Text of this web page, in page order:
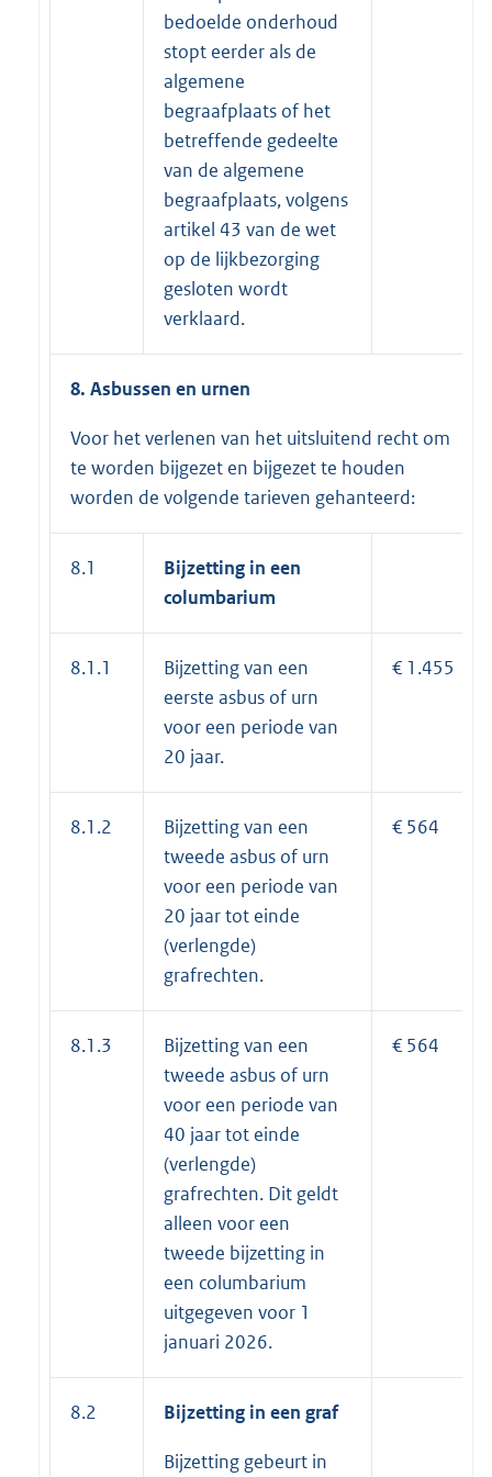
bedoelde onderhoud
stopt eerder als de
algemene
begraafplaats of het
betreffende gedeelte
van de algemene
begraafplaats, volgens
artikel 43 van de wet
op de lijkbezorging
gesloten wordt
verklaard.
8. Asbussen en urnen
Voor het verlenen van het uitsluitend recht om
te worden bijgezet en bijgezet te houden
worden de volgende tarieven gehanteerd:
8.1
Bijzetting in een
columbarium
8.1.1
Bijzetting van een
eerste asbus of urn
voor een periode van
20 jaar.
€ 1.455
8.1.2
Bijzetting van een
tweede asbus of urn
voor een periode van
20 jaar tot einde
(verlengde)
grafrechten.
€ 564
8.1.3
Bijzetting van een
tweede asbus of urn
voor een periode van
40 jaar tot einde
(verlengde)
grafrechten. Dit geldt
alleen voor een
tweede bijzetting in
een columbarium
uitgegeven voor 1
januari 2026.
€ 564
8.2 Bijzetting in een graf
Bijzetting gebeurt in